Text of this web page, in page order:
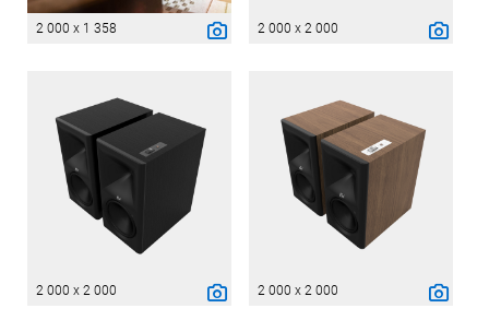
2 000 x 1 358 2 000 x 2 000
2 000 x 2 000 2 000 x 2 000